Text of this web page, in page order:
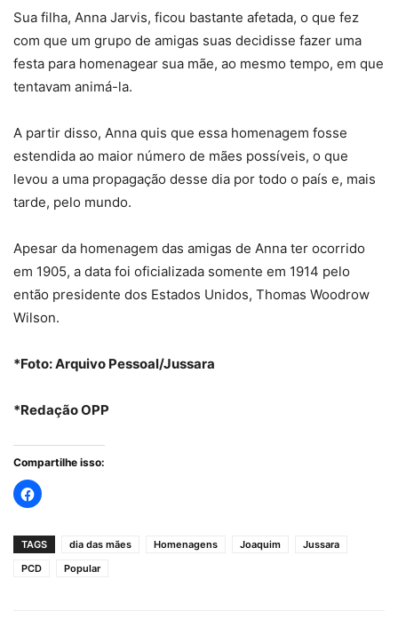
Sua filha, Anna Jarvis, ficou bastante afetada, o que fez
com que um grupo de amigas suas decidisse fazer uma
festa para homenagear sua mãe, ao mesmo tempo, em que
tentavam animá-la.
A partir disso, Anna quis que essa homenagem fosse
estendida ao maior número de mães possíveis, o que
levou a uma propagação desse dia por todo o país e, mais
tarde, pelo mundo.
Apesar da homenagem das amigas de Anna ter ocorrido
em 1905, a data foi oficializada somente em 1914 pelo
então presidente dos Estados Unidos, Thomas Woodrow
Wilson.
*Foto: Arquivo Pessoal/Jussara
*Redação OPP
Compartilhe isso:
TAGS dia das mães Homenagens Joaquim
Jussara
PCD
Popular